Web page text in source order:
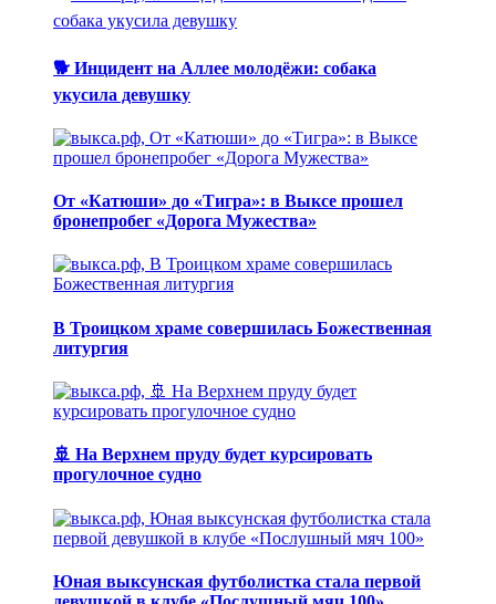
🐕 Инцидент на Аллее молодёжи: собака
укусила девушку
От «Катюши» до «Тигра»: в Выксе прошел
бронепробег «Дорога Мужества»
В Троицком храме совершилась Божественная
литургия
🚢 На Верхнем пруду будет курсировать
прогулочное судно
Юная выксунская футболистка стала первой